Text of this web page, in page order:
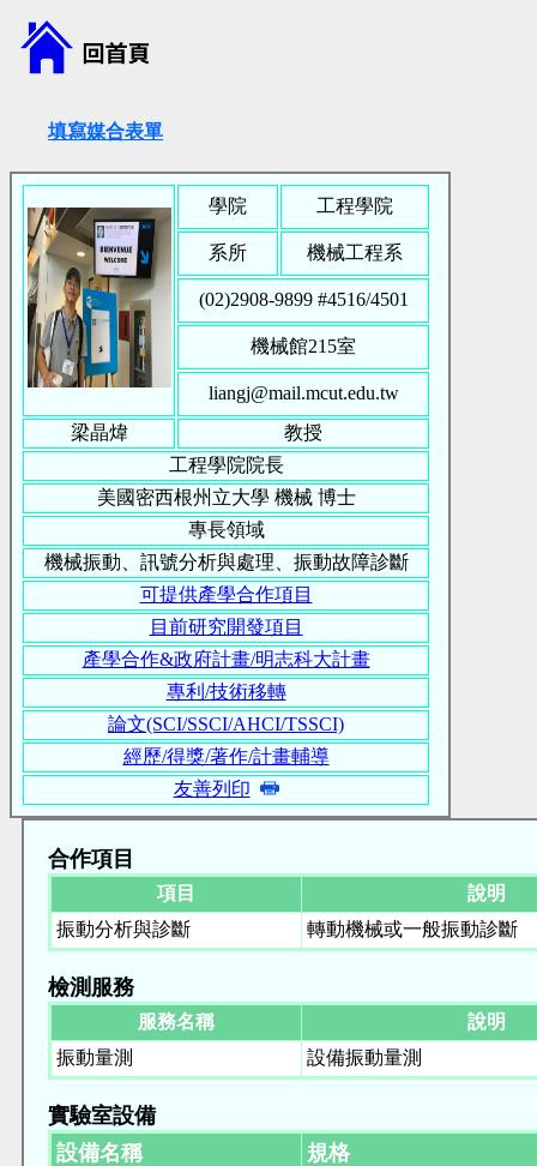
填寫媒合表單
學院 工程學院
系所 機械工程系
(02)2908-9899 #4516/4501
機械館215室
liangj@mail.mcut.edu.tw
梁晶煒
教授
工程學院院長
美國密西根州立大學 機械 博士
專長領域
機械振動、訊號分析與處理、振動故障診斷
可提供產學合作項目
目前研究開發項目
產學合作&政府計畫/明志科大計畫
專利/技術移轉
論文(SCI/SSCI/AHCI/TSSCI)
經歷/得獎/著作/計畫輔導
友善列印
合作項目
項目
說明
振動分析與診斷
轉動機械或一般振動診斷
檢測服務
服務名稱
說明
振動量測
設備振動量測
實驗室設備
設備名稱
規格